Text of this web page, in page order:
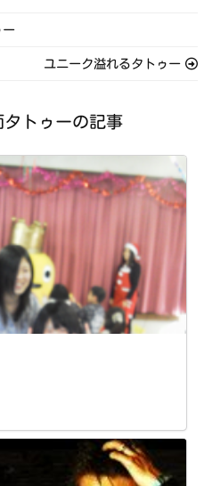
ユニーク溢れるタトゥー
トゥーの記事